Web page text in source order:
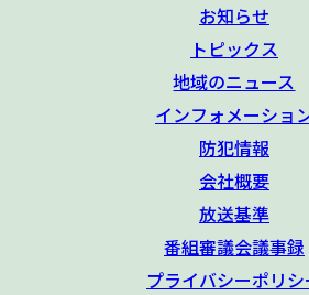
お知らせ
トピックス
地域のニュース
インフォメーショ
防犯情報
会社概要
放送基準
番組審議会議事録
プライバシーポリシ